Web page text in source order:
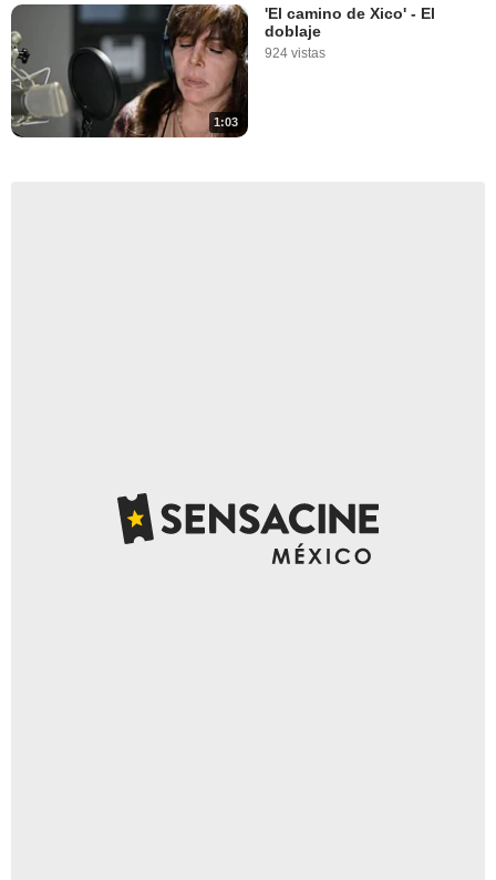
1:03
'El camino de Xico' - El
doblaje
924 vistas